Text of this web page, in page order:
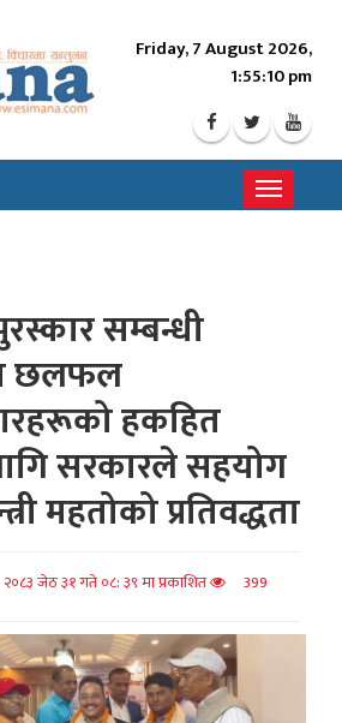
Friday, 7 August 2026,
1:55:13 pm
Toggle
सम्बन्धी
छलफल
हकहित
सरकारले सहयोग
महतोको प्रतिवद्धता
२०८३ जेठ ३१ गते ०८: ३९ मा प्रकाशित
399